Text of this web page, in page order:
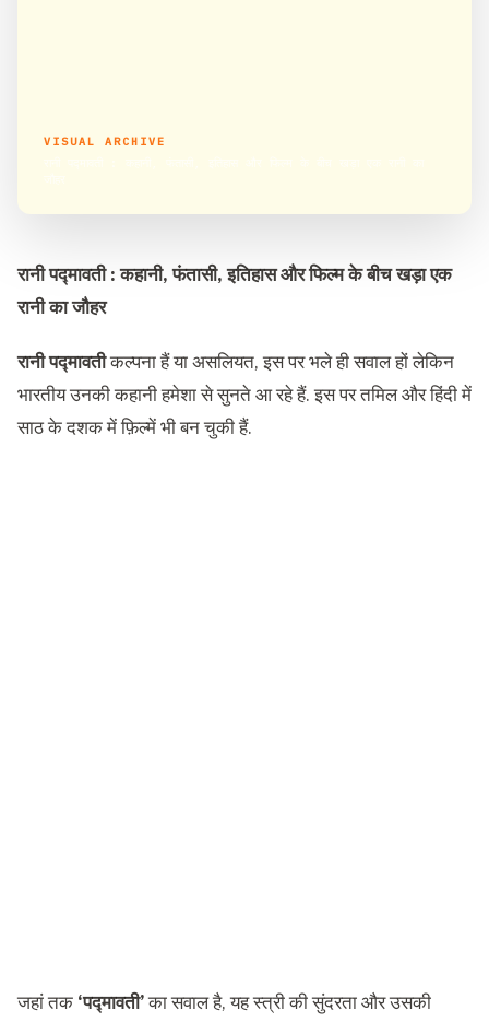
VISUAL ARCHIVE
रानी पद्मावती : कहानी, फंतासी, इतिहास और फिल्म के बीच खड़ा एक
रानी का जौहर
रानी पद्मावतीकल्पना हैं या असलियत, इस पर भले ही सवाल हों लेकिन
भारतीय उनकी कहानी हमेशा से सुनते आ रहे हैं. इस पर तमिल और हिंदी में
साठ के दशक में फ़िल्में भी बन चुकी हैं.
जहां तक ‘पद्मावती’का सवाल है, यह स्त्री की सुंदरता और उसकी